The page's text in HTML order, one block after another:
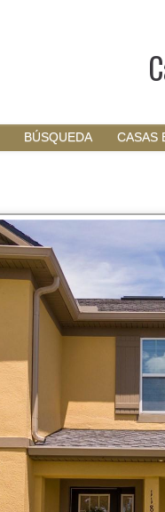
BÚSQUEDA CASAS